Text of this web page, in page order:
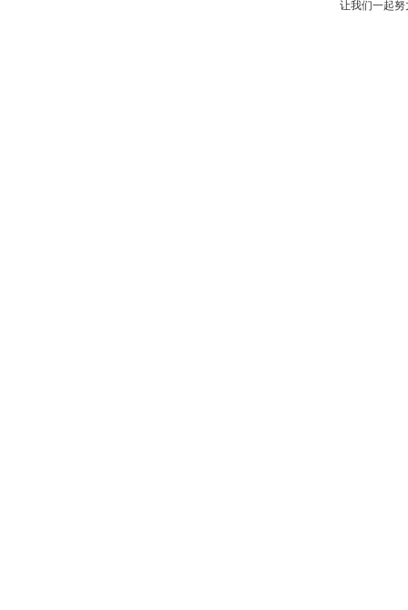
让我们一起